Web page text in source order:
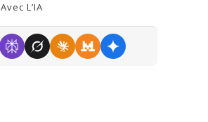
L’IA